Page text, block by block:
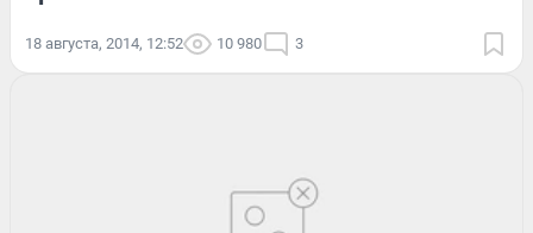
18 августа, 2014, 12:52 10 980 3